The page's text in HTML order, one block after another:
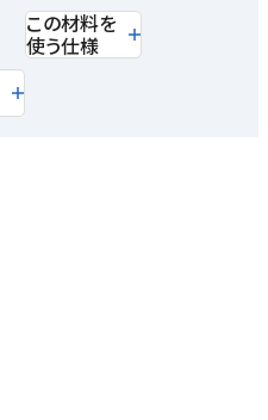
この材料を
使う仕様